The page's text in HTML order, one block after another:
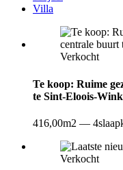
Villa
Verkocht
Te koop: Ruime
te Sint-Eloois-
416,00m2 —
Verkocht